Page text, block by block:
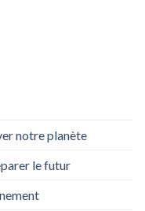
notre planète
le futur